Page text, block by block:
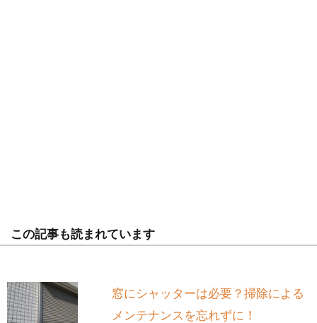
この記事も読まれています
窓にシャッターは必要？掃除による
メンテナンスを忘れずに！